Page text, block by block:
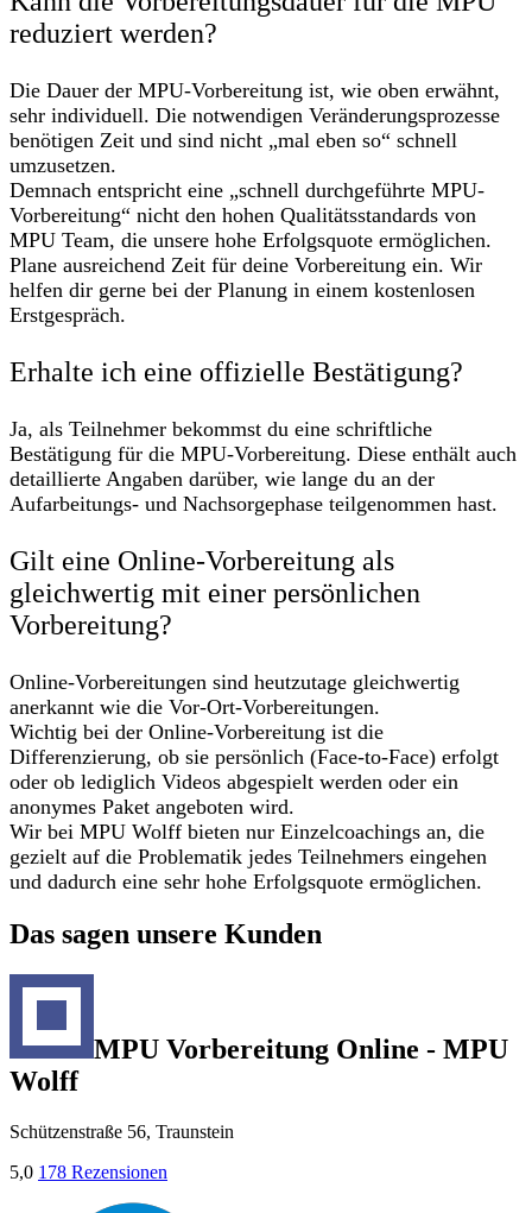
reduziert werden?
Die Dauer der MPU-Vorbereitung ist, wie oben erwähnt,
sehr individuell. Die notwendigen Veränderungsprozesse
benötigen Zeit und sind nicht „mal eben so“ schnell
umzusetzen.
Demnach entspricht eine „schnell durchgeführte MPU-
Vorbereitung“ nicht den hohen Qualitätsstandards von
MPU Team, die unsere hohe Erfolgsquote ermöglichen.
Plane ausreichend Zeit für deine Vorbereitung ein. Wir
helfen dir gerne bei der Planung in einem kostenlosen
Erstgespräch.
Erhalte ich eine offizielle Bestätigung?
Ja, als Teilnehmer bekommst du eine schriftliche
Bestätigung für die MPU-Vorbereitung. Diese enthält auch
detaillierte Angaben darüber, wie lange du an der
Aufarbeitungs- und Nachsorgephase teilgenommen hast.
Gilt eine Online-Vorbereitung als
gleichwertig mit einer persönlichen
Vorbereitung?
Online-Vorbereitungen sind heutzutage gleichwertig
anerkannt wie die Vor-Ort-Vorbereitungen.
Wichtig bei der Online-Vorbereitung ist die
Differenzierung, ob sie persönlich (Face-to-Face) erfolgt
oder ob lediglich Videos abgespielt werden oder ein
anonymes Paket angeboten wird.
Wir bei MPU Wolff bieten nur Einzelcoachings an, die
gezielt auf die Problematik jedes Teilnehmers eingehen
und dadurch eine sehr hohe Erfolgsquote ermöglichen.
Das sagen unsere Kunden
MPU Vorbereitung Online - MPU
Wolff
Schützenstraße 56, Traunstein
5,0 178 Rezensionen